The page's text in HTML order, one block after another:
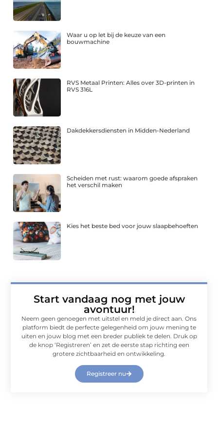
Waar u op let bij de keuze van een
bouwmachine
RVS Metaal Printen: Alles over 3D-printen in
RVS 316L
Dakdekkersdiensten in Midden-Nederland
Scheiden met rust: waarom goede afspraken
het verschil maken
Kies het beste bed voor jouw slaapbehoeften
Start vandaag nog met jouw
avontuur!
Neem geen genoegen met uitstel en meld je direct aan. Ons
platform biedt de perfecte gelegenheid om jouw mening te
uiten en jouw blog met een breder publiek te delen. Druk op
de knop ‘Registreren’ en zet de eerste stap richting een
grotere zichtbaarheid en ontwikkeling.
Registreer nu